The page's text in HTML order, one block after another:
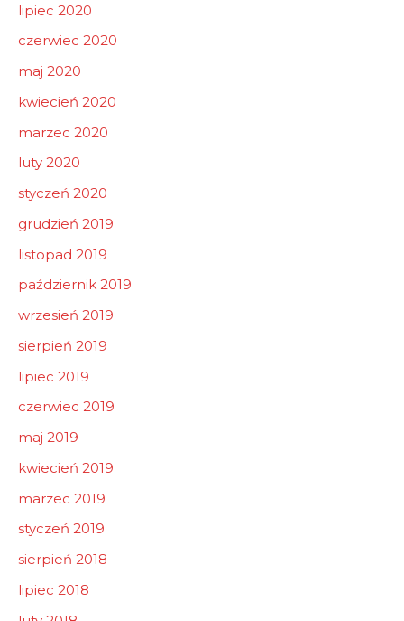
lipiec 2020
czerwiec 2020
maj 2020
kwiecień 2020
marzec 2020
luty 2020
styczeń 2020
grudzień 2019
listopad 2019
październik 2019
wrzesień 2019
sierpień 2019
lipiec 2019
czerwiec 2019
maj 2019
kwiecień 2019
marzec 2019
styczeń 2019
sierpień 2018
lipiec 2018